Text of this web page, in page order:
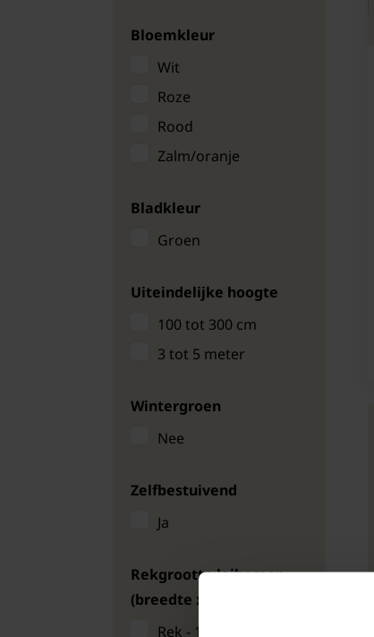
Bloemkleur
Wit
Roze
Rood
Zalm/oranje
Bladkleur
Groen
Uiteindelijke hoogte
100 tot 300 cm
3 tot 5 meter
Wintergroen
Nee
Zelfbestuivend
Ja
Rekgrootte leibomen
(breedte x hoogte)
Rek - 100 x 100 cm